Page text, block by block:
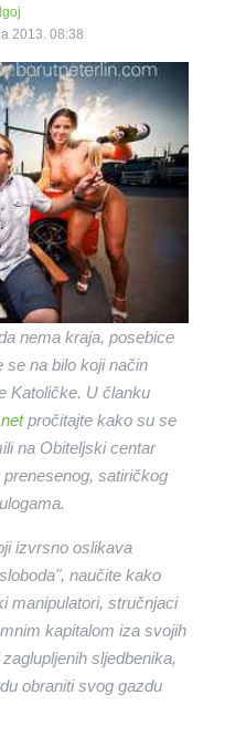
2013. 08:38
nema kraja, posebice
se na bilo koji način
Katoličke. U članku
pročitajte kako su se
na Obiteljski centar
satiričkog
izvrsno oslikava
naučite kako
manipulatori, stručnjaci
kapitalom iza svojih
sljedbenika,
obraniti svog gazdu